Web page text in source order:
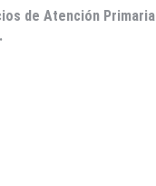
de Atención